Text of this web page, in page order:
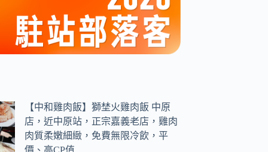
【中和雞肉飯】獅埜火雞肉飯 中原
店，近中原站，正宗嘉義老店，雞肉
肉質柔嫩細緻，免費無限冷飲，平
價、高CP值